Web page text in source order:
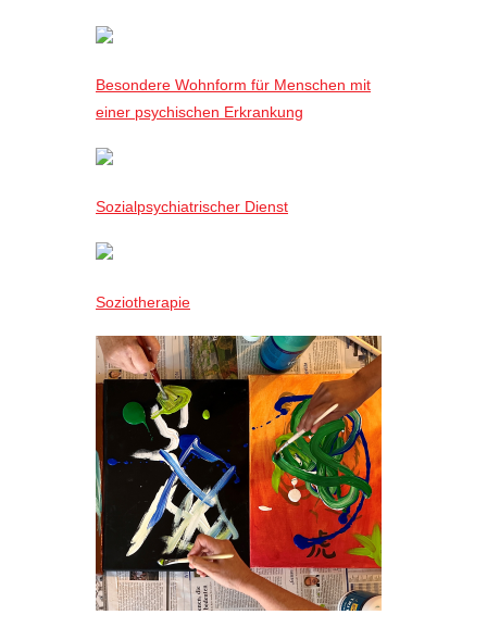
Besondere Wohnform für Menschen mit
einer psychischen Erkrankung
Sozialpsychiatrischer Dienst
Soziotherapie